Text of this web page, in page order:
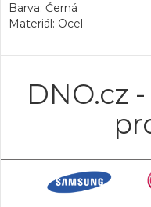
Barva: Černá
Materiál: Ocel
DNO.cz